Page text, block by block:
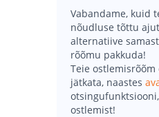
Vabandame, kuid
nõudluse tõttu
alternatiive samast
rõõmu pakkuda!
Teie
jätkata, naastes
ostlemist!